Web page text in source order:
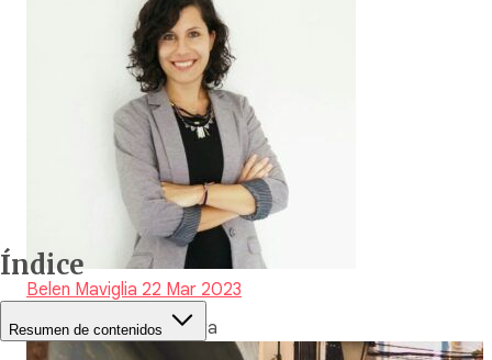
Índice
Resumen de contenidos
Belen Maviglia 22 Mar 2023
9 Tiempo de lectura